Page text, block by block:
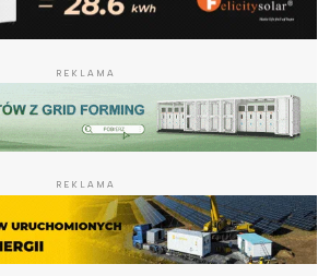
REKLAMA
REKLAMA